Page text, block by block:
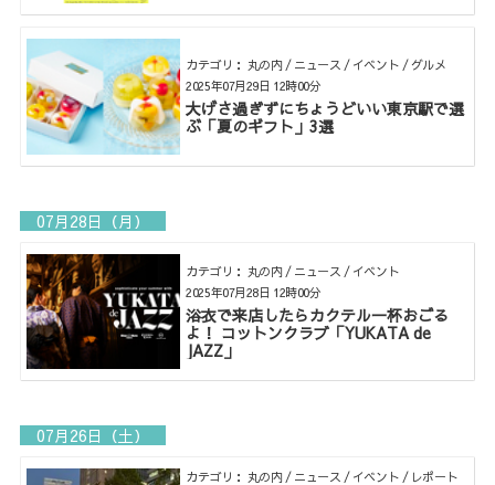
カテゴリ： 丸の内 / ニュース / イベント / グルメ
大げさ過ぎずにちょうどいい東京駅で選
ぶ「夏のギフト」3選
2025年07月29日 12時00分
07月28日（月）
カテゴリ： 丸の内 / ニュース / イベント
浴衣で来店したらカクテル一杯おごる
よ！ コットンクラブ「YUKATA de
JAZZ」
2025年07月28日 12時00分
07月26日（土）
カテゴリ： 丸の内 / ニュース / イベント / レポート